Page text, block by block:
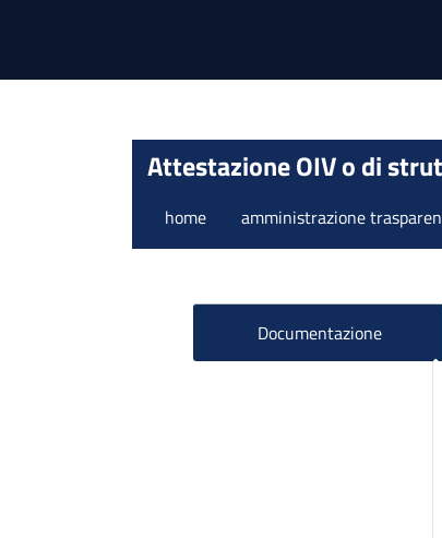
Attestazione OIV o di
home amministrazione
Documentazione